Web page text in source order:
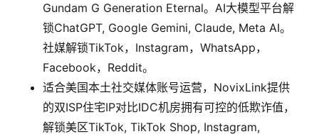
Gundam G Generation Eternal。AI大模型平台解
锁ChatGPT, Google Gemini, Claude, Meta AI。
社媒解锁TikTok，Instagram，WhatsApp，
Facebook，Reddit。
适合美国本土社交媒体账号运营，NovixLink提供
的双ISP住宅IP对比IDC机房拥有可控的低欺诈值，
解锁美区TikTok, TikTok Shop, Instagram,